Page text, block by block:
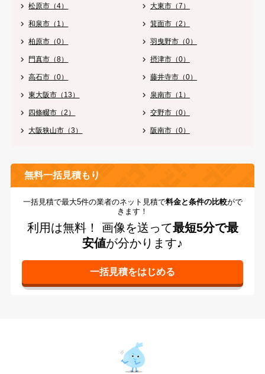
松原市（4） 大東市（7）
和泉市（1） 箕面市（2）
柏原市（0） 羽曳野市（0）
門真市（8） 摂津市（0）
高石市（0） 藤井寺市（0）
東大阪市（13） 泉南市（1）
四條畷市（2） 交野市（0）
大阪狭山市（3） 阪南市（0）
無料一括見積もり
一括見積で最大5件の業者のネット見積で料金と条件の比較がで
きます！
利用は無料！ 画像を送って最短5分で最
安値が分かります♪